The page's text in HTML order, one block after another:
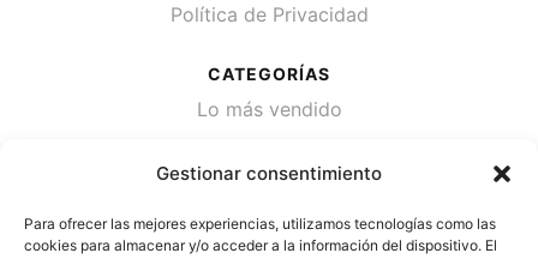
Gestionar consentimiento
Para ofrecer las mejores experiencias, utilizamos tecnologías como las
cookies para almacenar y/o acceder a la información del dispositivo. El
Política de Privacidad
CATEGORÍAS
Lo más vendido
Desinfección de agua